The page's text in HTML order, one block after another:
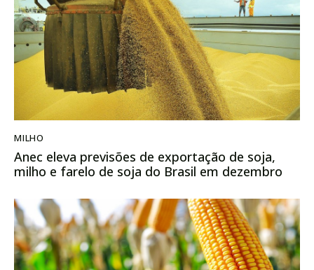
MILHO
Anec eleva previsões de exportação de soja,
milho e farelo de soja do Brasil em dezembro